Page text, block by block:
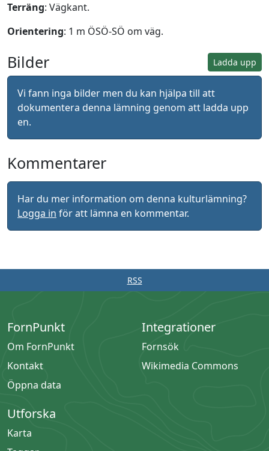
Terräng: Vägkant.
Orientering: 1 m ÖSÖ-SÖ om väg.
Ladda upp
Bilder
Vi fann inga bilder men du kan hjälpa till att
dokumentera denna lämning genom att ladda upp
en.
Kommentarer
Har du mer information om denna kulturlämning?
Logga in för att lämna en kommentar.
RSS
FornPunkt
Om FornPunkt
Kontakt
Öppna data
Integrationer
Fornsök
Wikimedia Commons
Utforska
Karta